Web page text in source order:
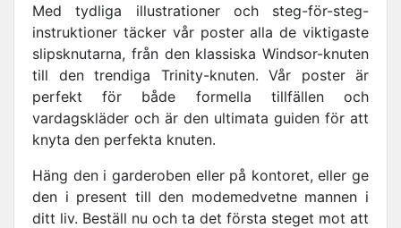
Med tydliga illustrationer och steg-för-steg-
instruktioner täcker vår poster alla de viktigaste
slipsknutarna, från den klassiska Windsor-knuten
till den trendiga Trinity-knuten. Vår poster är
perfekt för både formella tillfällen och
vardagskläder och är den ultimata guiden för att
knyta den perfekta knuten.
Häng den i garderoben eller på kontoret, eller ge
den i present till den modemedvetne mannen i
ditt liv. Beställ nu och ta det första steget mot att